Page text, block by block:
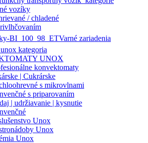
vozíky
/ chladené
Varné zariadenia
UNOX
konvektomaty
| Cukrárske
s mikrovlnami
s priparovaním
| udržiavanie | kysnutie
Unox
Unox
Unox